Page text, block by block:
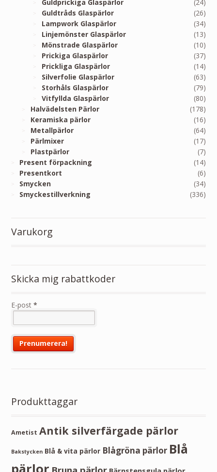
Guldprickiga Glaspärlor
(24)
Guldtråds Glaspärlor
(26)
Lampwork Glaspärlor
(34)
Linjemönster Glaspärlor
(13)
Mönstrade Glaspärlor
(10)
Prickiga Glaspärlor
(37)
Prickliga Glaspärlor
(14)
Silverfolie Glaspärlor
(63)
Storhåls Glaspärlor
(79)
Vitfyllda Glaspärlor
(80)
Halvädelsten Pärlor
(178)
Keramiska pärlor
(16)
Metallpärlor
(64)
Pärlmixer
(17)
Plastpärlor
(7)
Present förpackning
(14)
Presentkort
(6)
Smycken
(34)
Smyckestillverkning
(336)
Varukorg
Skicka mig rabattkoder
E-post *
Produkttaggar
Ametist Antik silverfärgade pärlor
Bakstycken Blå & vita pärlor Blågröna pärlor Blå
pärlor